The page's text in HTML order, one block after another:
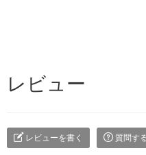
レビュー
レビューを書く 質問す